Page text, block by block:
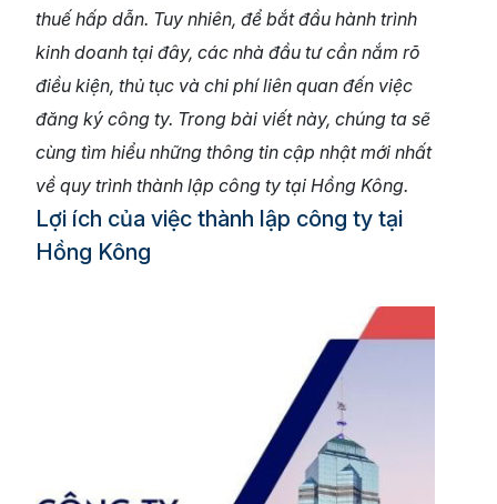
thuế hấp dẫn. Tuy nhiên, để bắt đầu hành trình
kinh doanh tại đây, các nhà đầu tư cần nắm rõ
điều kiện, thủ tục và chi phí liên quan đến việc
đăng ký công ty. Trong bài viết này, chúng ta sẽ
cùng tìm hiểu những thông tin cập nhật mới nhất
về quy trình thành lập công ty tại Hồng Kông.
Lợi ích của việc thành lập công ty tại
Hồng Kông